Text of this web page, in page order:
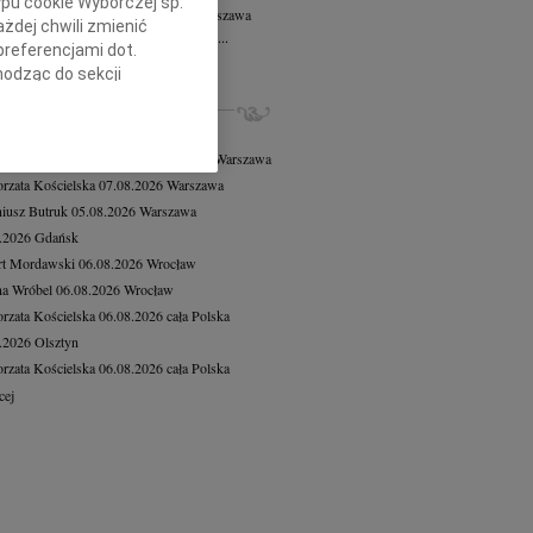
Szeląg wiek: 61 31.07.2026
Warszawa
2026 roku zmarła przeżywszy lat 61...
Warszawa
Kościelska07.08.2026Warszawa
Butruk 05.08.2026Warszawa
Gdańsk
Mordawski 06.08.2026Wrocław
Wróbel 06.08.2026Wrocław
Kościelska06.08.2026cała Polska
Olsztyn
Kościelska06.08.2026cała Polska
chwili zmienić
dot.
do sekcji
przeglądarki.
identyfikacji.
pomiar reklam i